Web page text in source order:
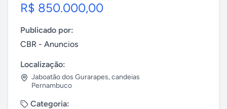
R$ 850.000,00
Publicado por:
CBR - Anuncios
Localização:
Jaboatão dos Gurarapes,candeias
Pernambuco
Categoria: